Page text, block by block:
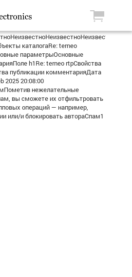
каталогаRe: terneo
параметрыОсновные
h1Re: terneo rtpСвойства
публикации комментарияДата
2025 20:08:00
нежелательные
вы сможете их отфильтровать
операций — например,
или/и блокировать автораСпам1